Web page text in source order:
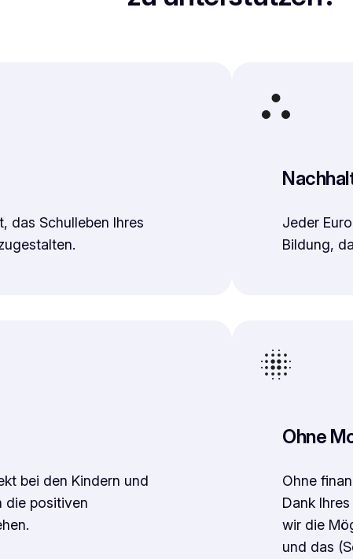
das Schulleben Ihres
Jeder
Bildung,
bei den Kindern und
die positiven
Ohne
Ohne
Dank
wir die
und das